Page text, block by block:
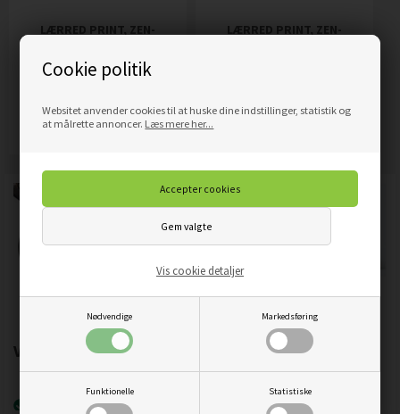
Cookie politik
Websitet anvender cookies til at huske dine indstillinger, statistik og
at målrette annoncer. Læs mere her...
Nødvendige Markedsføring
Funktionelle Statistiske
Vis cookie detaljer
LÆRRED PRINT, ZEN-
Mere info
LÆRRED PRINT, ZEN-
Vigtigste produktegenskaber:
Nyeste printteknologi